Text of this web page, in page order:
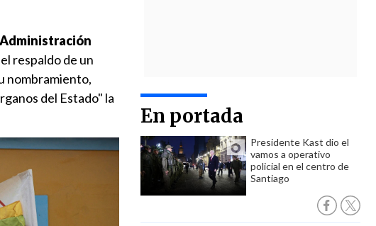
En portada
Presidente Kast dio el
vamos a operativo
policial en el centro de
Santiago
respaldo de un
nombramiento,
del Estado" la